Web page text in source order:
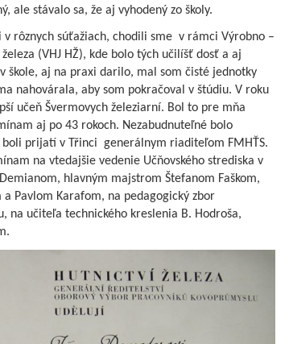
ale stávalo sa, že aj vyhodený zo školy.
v rôznych súťažiach, chodili sme v rámci Výrobno –
(VHJ HŽ), kde bolo tých učilíšť dosť a aj
škole, aj na praxi darilo, mal som čisté jednotky
nahovárala, aby som pokračoval v štúdiu. V roku
učeň Švermovych železiarní. Bol to pre mňa
aj po 43 rokoch. Nezabudnuteľné bolo
prijatí v Třinci generálnym riaditeľom FMHŤS.
na vtedajšie vedenie Učňovského strediska v
hlavným majstrom Štefanom Faškom,
Pavlom Karafom, na pedagogický zbor
na učiteľa technického kreslenia B. Hodroša,